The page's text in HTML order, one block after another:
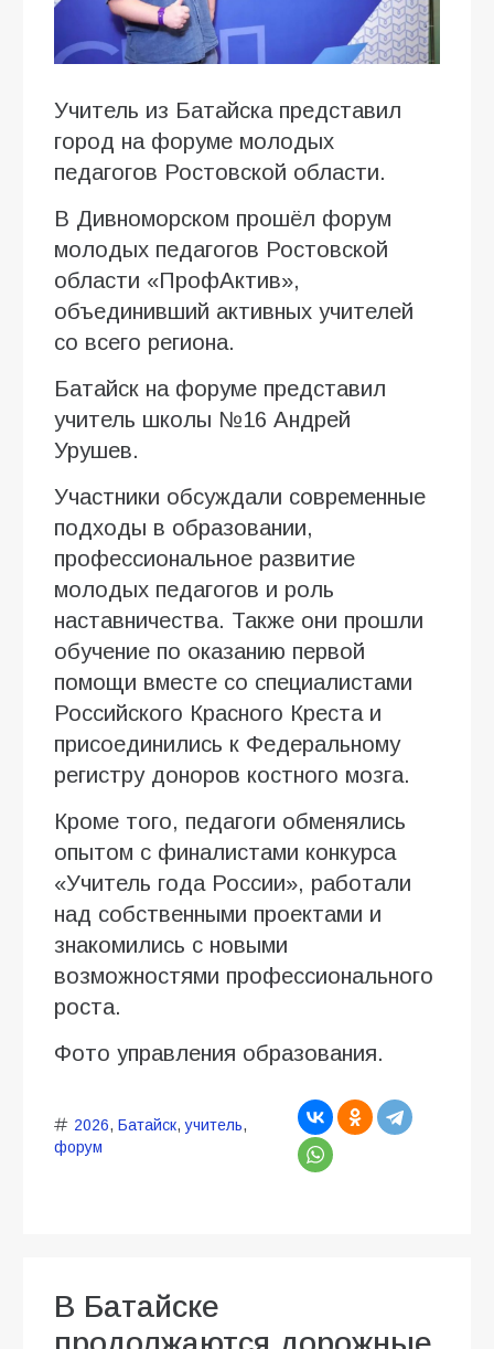
Учитель из Батайска представил
город на форуме молодых
педагогов Ростовской области.
В Дивноморском прошёл форум
молодых педагогов Ростовской
области «ПрофАктив»,
объединивший активных учителей
со всего региона.
Батайск на форуме представил
учитель школы №16 Андрей
Урушев.
Участники обсуждали современные
подходы в образовании,
профессиональное развитие
молодых педагогов и роль
наставничества. Также они прошли
обучение по оказанию первой
помощи вместе со специалистами
Российского Красного Креста и
присоединились к Федеральному
регистру доноров костного мозга.
Кроме того, педагоги обменялись
опытом с финалистами конкурса
«Учитель года России», работали
над собственными проектами и
знакомились с новыми
возможностями профессионального
роста.
Фото управления образования.
2026, Батайск,учитель,
форум
В Батайске